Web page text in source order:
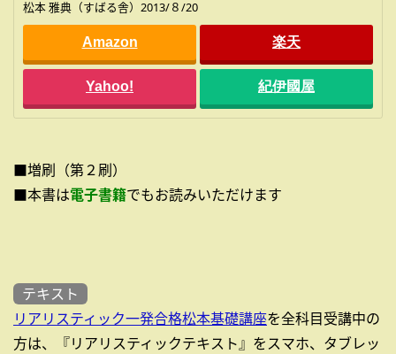
松本 雅典（すばる舎）2013/８/20
Amazon 楽天
Yahoo! 紀伊國屋
■増刷（第２刷）
■本書は電子書籍でもお読みいただけます
テキスト
リアリスティック一発合格松本基礎講座を全科目受講中の
方は、『リアリスティックテキスト』をスマホ、タブレッ